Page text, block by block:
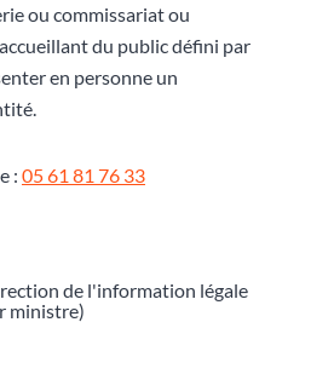
ou commissariat ou
du public défini par
en personne un
: 05 61 81 76 33
de l'information légale
ministre)